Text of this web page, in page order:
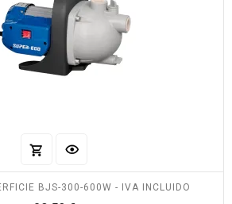
BJS-300-600W - IVA INCLUIDO